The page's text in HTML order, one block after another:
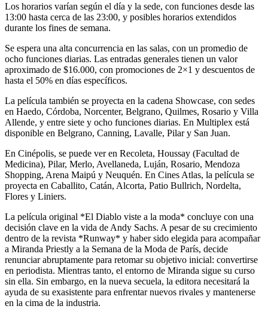
Los horarios varían según el día y la sede, con funciones desde las
13:00 hasta cerca de las 23:00, y posibles horarios extendidos
durante los fines de semana.
Se espera una alta concurrencia en las salas, con un promedio de
ocho funciones diarias. Las entradas generales tienen un valor
aproximado de $16.000, con promociones de 2×1 y descuentos de
hasta el 50% en días específicos.
La película también se proyecta en la cadena Showcase, con sedes
en Haedo, Córdoba, Norcenter, Belgrano, Quilmes, Rosario y Villa
Allende, y entre siete y ocho funciones diarias. En Multiplex está
disponible en Belgrano, Canning, Lavalle, Pilar y San Juan.
En Cinépolis, se puede ver en Recoleta, Houssay (Facultad de
Medicina), Pilar, Merlo, Avellaneda, Luján, Rosario, Mendoza
Shopping, Arena Maipú y Neuquén. En Cines Atlas, la película se
proyecta en Caballito, Catán, Alcorta, Patio Bullrich, Nordelta,
Flores y Liniers.
La película original *El Diablo viste a la moda* concluye con una
decisión clave en la vida de Andy Sachs. A pesar de su crecimiento
dentro de la revista *Runway* y haber sido elegida para acompañar
a Miranda Priestly a la Semana de la Moda de París, decide
renunciar abruptamente para retomar su objetivo inicial: convertirse
en periodista. Mientras tanto, el entorno de Miranda sigue su curso
sin ella. Sin embargo, en la nueva secuela, la editora necesitará la
ayuda de su exasistente para enfrentar nuevos rivales y mantenerse
en la cima de la industria.